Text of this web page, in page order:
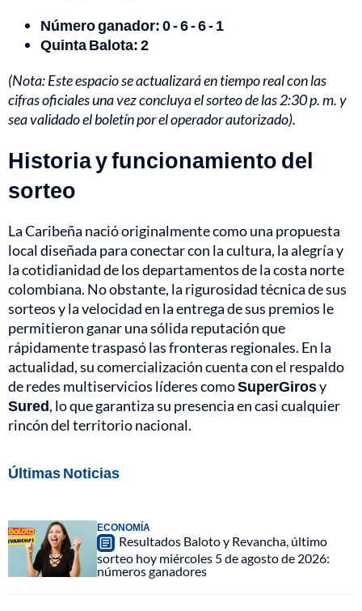
Número ganador: 0 - 6 - 6 - 1
Quinta Balota: 2
(Nota: Este espacio se actualizará en tiempo real con las
cifras oficiales una vez concluya el sorteo de las 2:30 p. m. y
sea validado el boletín por el operador autorizado).
Historia y funcionamiento del
sorteo
La Caribeña nació originalmente como una propuesta
local diseñada para conectar con la cultura, la alegría y
la cotidianidad de los departamentos de la costa norte
colombiana. No obstante, la rigurosidad técnica de sus
sorteos y la velocidad en la entrega de sus premios le
permitieron ganar una sólida reputación que
rápidamente traspasó las fronteras regionales. En la
actualidad, su comercialización cuenta con el respaldo
de redes multiservicios líderes comoSuperGirosy
Sured, lo que garantiza su presencia en casi cualquier
rincón del territorio nacional.
Últimas Noticias
ECONOMÍA
Resultados Baloto y Revancha, último
sorteo hoy miércoles 5 de agosto de 2026:
números ganadores